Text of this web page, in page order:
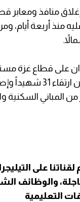
منافذ ومعابر
منذ أربعة أيام،
على قطاع غزة
التوالي، إذ أسفر عن
المباني السكنية
على
والوظائف
التعليمية